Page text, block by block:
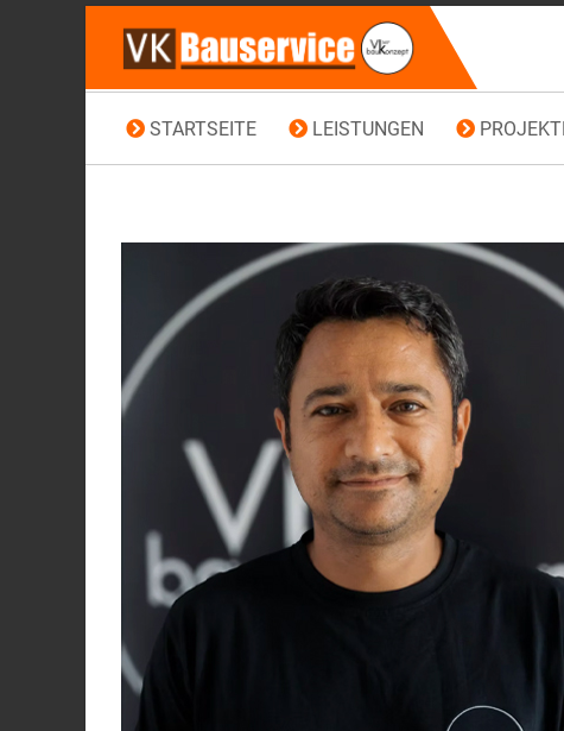
STARTSEITE LEISTUNGEN